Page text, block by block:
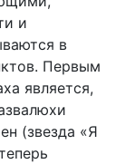
и
в
Первым
является,
(звезда «Я